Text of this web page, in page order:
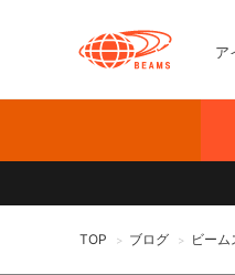
ア
TOP > ブログ > ビー